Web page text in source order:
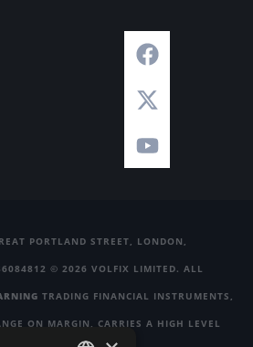
PORTLAND STREET, LONDON,
© 2026 VOLFIX LIMITED. ALL
TRADING FINANCIAL INSTRUMENTS,
ON MARGIN, CARRIES A HIGH LEVEL